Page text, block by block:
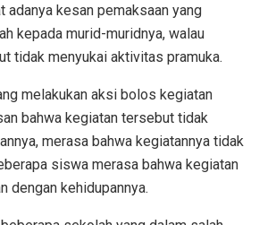
adanya kesan pemaksaan yang
kepada murid-muridnya, walau
tidak menyukai aktivitas pramuka.
melakukan aksi bolos kegiatan
bahwa kegiatan tersebut tidak
merasa bahwa kegiatannya tidak
siswa merasa bahwa kegiatan
dengan kehidupannya.